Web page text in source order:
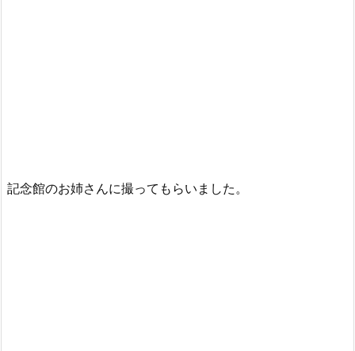
記念館のお姉さんに撮ってもらいました。